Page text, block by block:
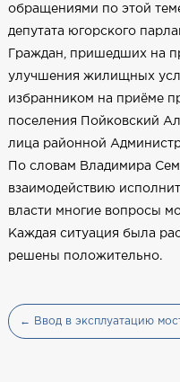
обращениями по этой
депутата югорского
Граждан, пришедших на
улучшения жилищных
избранником на приёме
поселения Пойковский
лица районной
По словам Владимира
взаимодействию
власти многие вопросы
Каждая ситуация была
решены положительно.
← Ввод в эксплуатацию